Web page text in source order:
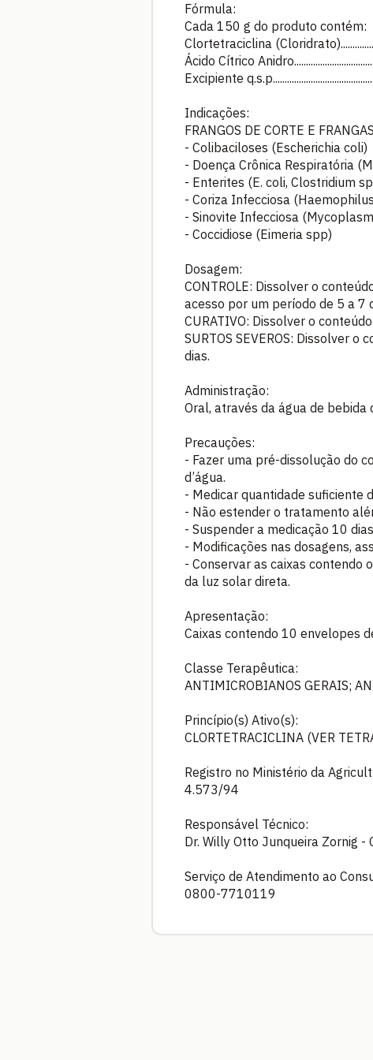
Fórmula:
Cada 150 g do produto contém:
Clortetraciclina
Ácido Cítrico
Excipiente
Indicações:
FRANGOS DE CORTE E
- Colibaciloses (Escherichia coli)
- Doença Crônica Respiratória
- Enterites (E. coli, Clostridium
- Coriza Infecciosa
- Sinovite Infecciosa
- Coccidiose (Eimeria spp)
Dosagem:
CONTROLE: Dissolver o
acesso por um período de 5 a 7
CURATIVO: Dissolver o
SURTOS SEVEROS: Dissolver
dias.
Administração:
Oral, através da água de bebida
Precauções:
- Fazer uma pré-dissolução do
d’água.
- Medicar quantidade suficiente
- Não estender o tratamento
- Suspender a medicação 10
- Modificações nas dosagens,
- Conservar as caixas contendo
da luz solar direta.
Apresentação:
Caixas contendo 10 envelopes
Classe Terapêutica:
ANTIMICROBIANOS GERAIS;
Princípio(s) Ativo(s):
CLORTETRACICLINA (VER
Registro no Ministério da
4.573/94
Responsável Técnico:
Dr. Willy Otto Junqueira Zornig -
Serviço de Atendimento ao
0800-7710119